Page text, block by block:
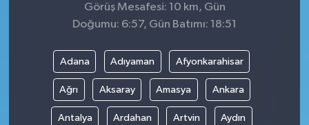
Görüş Mesafesi: 10 km, Gün
Doğumu: 6:57, Gün Batımı: 18:51
Adana Adıyaman Afyonkarahisar
Ağrı Aksaray Amasya Ankara
Antalya Ardahan Artvin Aydın